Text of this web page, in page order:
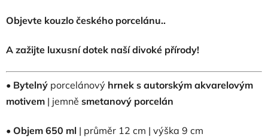
Objevte kouzlo českého porcelánu..
A zažijte luxusní dotek naší divoké přírody!
• Bytelný porcelánový hrnek s autorským akvarelovým
motivem | jemně smetanový porcelán
• Objem 650 ml | průměr 12 cm | výška 9 cm